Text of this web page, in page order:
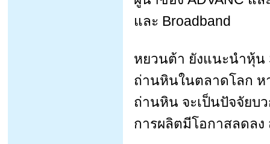
และ Broadband
หยวนต้า ยังแนะนำหุ้น
ถ่านหินในตลาดโลก ห
ถ่านหิน จะเป็นปัจจัยบ
การผลิตมีโอกาสลดล